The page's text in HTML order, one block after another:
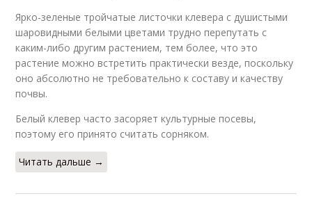
Ярко-зеленые тройчатые листочки клевера с душистыми
шаровидными белыми цветами трудно перепутать с
каким-либо другим растением, тем более, что это
растение можно встретить практически везде, поскольку
оно абсолютно не требовательно к составу и качеству
почвы.
Белый клевер часто засоряет культурные посевы,
поэтому его принято считать сорняком.
Читать дальше →